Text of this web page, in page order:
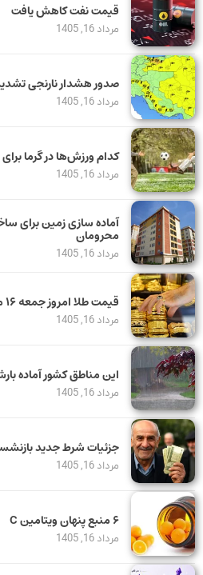
قیمت نفت کاهش یافت
مرداد 16, 1405
صدور هشدار نارنجی
مرداد 16, 1405
کدام ورزش‌ها در گرما
مرداد 16, 1405
محرومان
مرداد 16, 1405
قیمت طلا امروز جمعه ۱۶ مرداد ۱۴۰۵
مرداد 16, 1405
این مناطق کشور آماده
مرداد 16, 1405
جزئیات شرط جدید
مرداد 16, 1405
۶ منبع پنهان ویتامین C
مرداد 16, 1405